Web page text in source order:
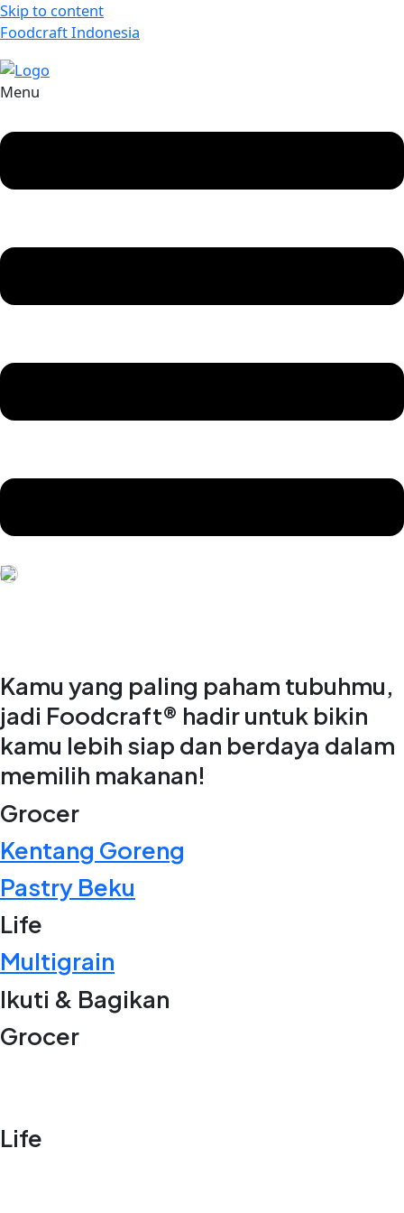
Skip to content
Foodcraft Indonesia
Menu
Kamu yang paling paham tubuhmu,
jadi Foodcraft® hadir untuk bikin
kamu lebih siap dan berdaya dalam
memilih makanan!
Grocer
Kentang Goreng
Pastry Beku
Life
Multigrain
Ikuti & Bagikan
Grocer
Life